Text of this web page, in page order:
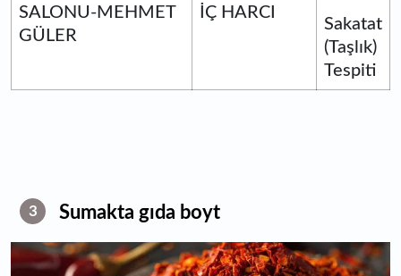
SALONU-MEHMET
GÜLER
İÇ HARCI
Sakatat
(Taşlık)
Tespiti
3 Sumakta gıda boyt